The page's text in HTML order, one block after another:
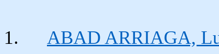
ABAD ARRIAGA,